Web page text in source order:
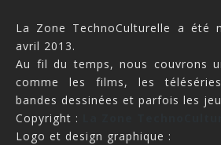
La Zone TechnoCulturelle a été
avril 2013.
Au fil du temps, nous couvrons
comme les films, les
bandes dessinées et parfois les
Copyright :
Logo et design graphique :